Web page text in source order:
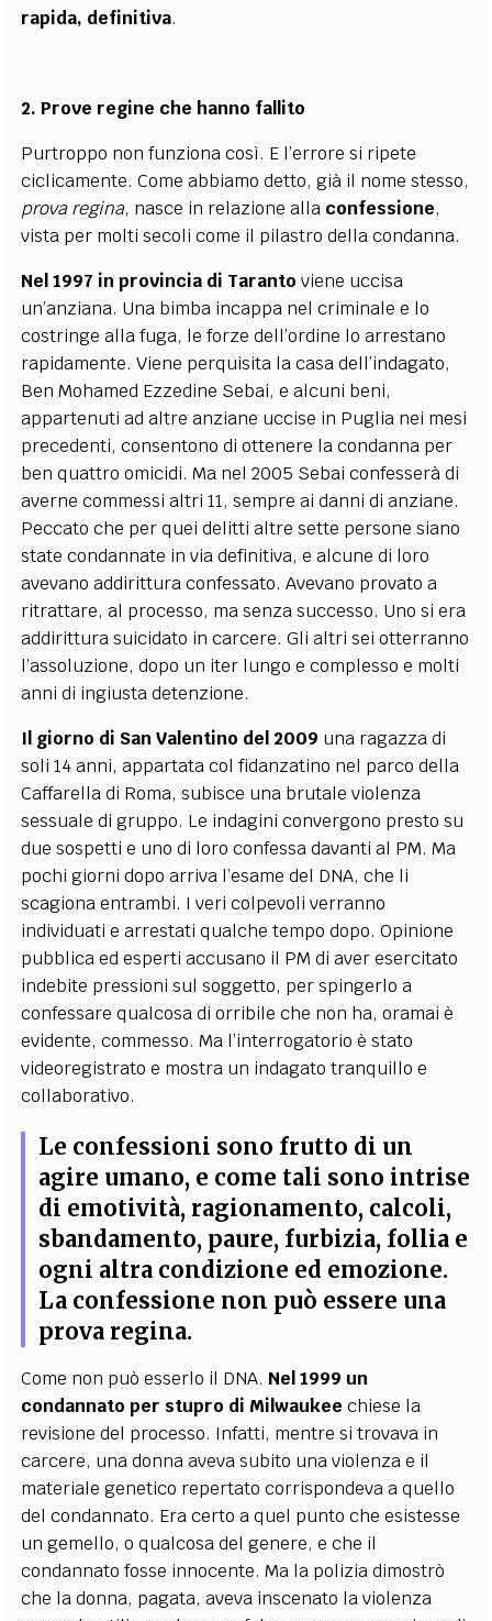
rapida, definitiva.
2. Prove regine che hanno fallito
Purtroppo non funziona così. E l’errore si ripete
ciclicamente. Come abbiamo detto, già il nome stesso,
prova regina, nasce in relazione alla confessione,
vista per molti secoli come il pilastro della condanna.
Nel 1997 in provincia di Taranto viene uccisa
un’anziana. Una bimba incappa nel criminale e lo
costringe alla fuga, le forze dell’ordine lo arrestano
rapidamente. Viene perquisita la casa dell’indagato,
Ben Mohamed Ezzedine Sebai, e alcuni beni,
appartenuti ad altre anziane uccise in Puglia nei mesi
precedenti, consentono di ottenere la condanna per
ben quattro omicidi. Ma nel 2005 Sebai confesserà di
averne commessi altri 11, sempre ai danni di anziane.
Peccato che per quei delitti altre sette persone siano
state condannate in via definitiva, e alcune di loro
avevano addirittura confessato. Avevano provato a
ritrattare, al processo, ma senza successo. Uno si era
addirittura suicidato in carcere. Gli altri sei otterranno
l’assoluzione, dopo un iter lungo e complesso e molti
anni di ingiusta detenzione.
Il giorno di San Valentino del 2009 una ragazza di
soli 14 anni, appartata col fidanzatino nel parco della
Caffarella di Roma, subisce una brutale violenza
sessuale di gruppo. Le indagini convergono presto su
due sospetti e uno di loro confessa davanti al PM. Ma
pochi giorni dopo arriva l’esame del DNA, che li
scagiona entrambi. I veri colpevoli verranno
individuati e arrestati qualche tempo dopo. Opinione
pubblica ed esperti accusano il PM di aver esercitato
indebite pressioni sul soggetto, per spingerlo a
confessare qualcosa di orribile che non ha, oramai è
evidente, commesso. Ma l’interrogatorio è stato
videoregistrato e mostra un indagato tranquillo e
collaborativo.
Le confessioni sono frutto di un
agire umano, e come tali sono intrise
di emotività, ragionamento, calcoli,
sbandamento, paure, furbizia, follia e
ogni altra condizione ed emozione.
La confessione non può essere una
prova regina.
Come non può esserlo il DNA. Nel 1999 un
condannato per stupro di Milwaukee chiese la
revisione del processo. Infatti, mentre si trovava in
carcere, una donna aveva subito una violenza e il
materiale genetico repertato corrispondeva a quello
del condannato. Era certo a quel punto che esistesse
un gemello, o qualcosa del genere, e che il
condannato fosse innocente. Ma la polizia dimostrò
che la donna, pagata, aveva inscenato la violenza